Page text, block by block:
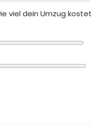
viel dein Umzug